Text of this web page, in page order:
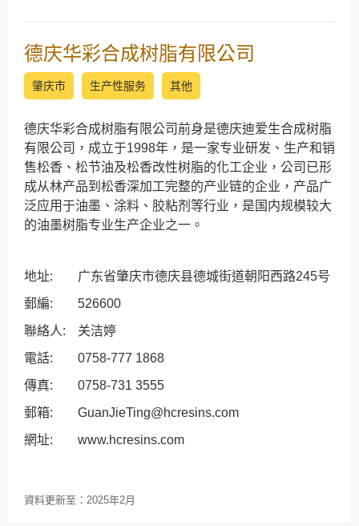
德庆华彩合成树脂有限公司
肇庆市 生产性服务 其他
德庆华彩合成树脂有限公司前身是德庆迪爱生合成树脂
有限公司，成立于1998年，是一家专业研发、生产和销
售松香、松节油及松香改性树脂的化工企业，公司已形
成从林产品到松香深加工完整的产业链的企业，产品广
泛应用于油墨、涂料、胶粘剂等行业，是国内规模较大
的油墨树脂专业生产企业之一。
地址:
广东省肇庆市德庆县德城街道朝阳西路245号
郵編:
526600
聯絡人:
关洁婷
電話:
0758-777 1868
傳真:
0758-731 3555
郵箱:
GuanJieTing@hcresins.com
網址:
www.hcresins.com
資料更新至： 2025年2月